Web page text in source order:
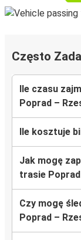
Często
Ile czasu
Poprad –
Ile kosztuje
Jak mogę
trasie
Czy mogę
Poprad –